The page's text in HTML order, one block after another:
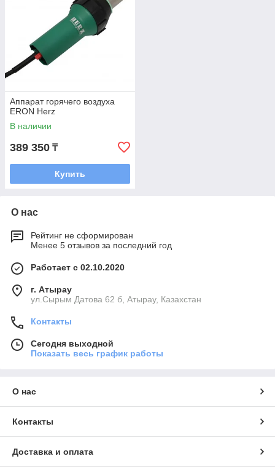
Аппарат горячего воздуха
ERON Herz
В наличии
389 350 ₸
Купить
О нас
Рейтинг не сформирован
Менее 5 отзывов за последний год
Работает с 02.10.2020
г. Атырау
ул.Сырым Датова 62 б, Атырау, Казахстан
Контакты
Сегодня выходной
Показать весь график работы
О нас
Контакты
Доставка и оплата